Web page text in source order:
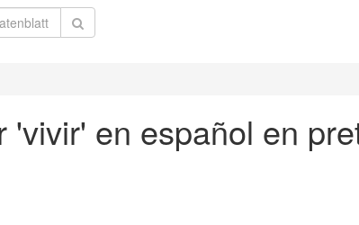
en español en